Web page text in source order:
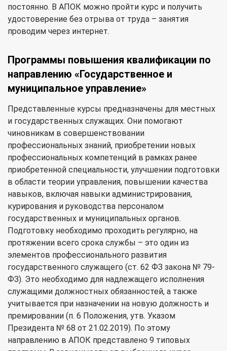
постоянно. В АПОК можно пройти курс и получить
удостоверение без отрыва от труда – занятия
проводим через интернет.
Программы повышения квалификации по
направлению «Государственное и
муниципальное управление»
Представленные курсы предназначены для местных
и государственных служащих. Они помогают
чиновникам в совершенствовании
профессиональных знаний, приобретении новых
профессиональных компетенций в рамках ранее
приобретенной специальности, улучшении подготовки
в области теории управления, повышении качества
навыков, включая навыки администрирования,
курирования и руководства персоналом
государственных и муниципальных органов.
Подготовку необходимо проходить регулярно, на
протяжении всего срока службы – это один из
элементов профессионального развития
государственного служащего (ст. 62 ФЗ закона № 79-
ФЗ). Это необходимо для надлежащего исполнения
служащими должностных обязанностей, а также
учитывается при назначении на новую должность и
премировании (п. 6 Положения, утв. Указом
Президента № 68 от 21.02.2019). По этому
направлению в АПОК представлено 9 типовых